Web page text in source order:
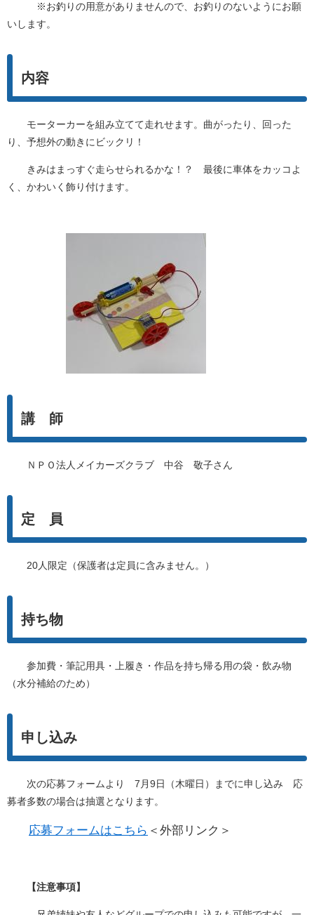
※お釣りの用意がありませんので、お釣りのないようにお願
いします。
内容
モーターカーを組み立てて走れせます。曲がったり、回った
り、予想外の動きにビックリ！
きみはまっすぐ走らせられるかな！？ 最後に車体をカッコよ
く、かわいく飾り付けます。
講 師
ＮＰＯ法人メイカーズクラブ 中谷 敬子さん
定 員
20人限定（保護者は定員に含みません。）
持ち物
参加費・筆記用具・上履き・作品を持ち帰る用の袋・飲み物
（水分補給のため）
申し込み
次の応募フォームより 7月9日（木曜日）までに申し込み 応
募者多数の場合は抽選となります。
応募フォームはこちら ＜外部リンク＞
【注意事項】